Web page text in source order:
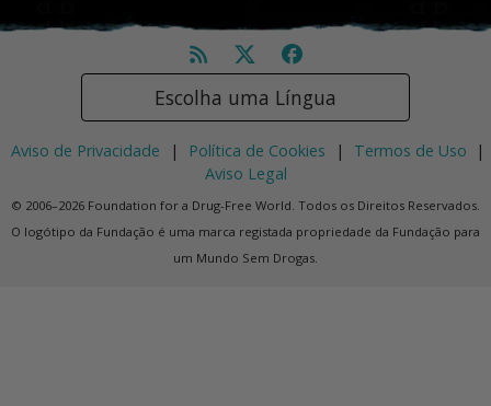
Escolha uma Língua
Aviso de Privacidade | Política de Cookies | Termos de Uso
|
Aviso Legal
© 2006–2026 Foundation for a Drug-Free World. Todos os Direitos Reservados.
O logótipo da Fundação é uma marca registada propriedade da Fundação para
um Mundo Sem Drogas.